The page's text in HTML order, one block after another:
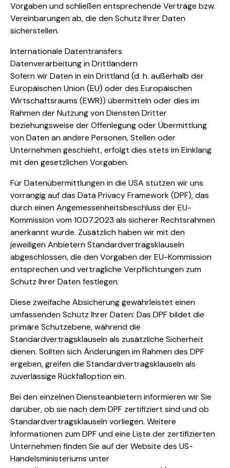
Vorgaben und schließen entsprechende Verträge bzw.
Vereinbarungen ab, die den Schutz Ihrer Daten
sicherstellen.
Internationale Datentransfers
Datenverarbeitung in Drittländern
Sofern wir Daten in ein Drittland (d. h. außerhalb der
Europäischen Union (EU) oder des Europäischen
Wirtschaftsraums (EWR)) übermitteln oder dies im
Rahmen der Nutzung von Diensten Dritter
beziehungsweise der Offenlegung oder Übermittlung
von Daten an andere Personen, Stellen oder
Unternehmen geschieht, erfolgt dies stets im Einklang
mit den gesetzlichen Vorgaben.
Für Datenübermittlungen in die USA stützen wir uns
vorrangig auf das Data Privacy Framework (DPF), das
durch einen Angemessenheitsbeschluss der EU-
Kommission vom 10.07.2023 als sicherer Rechtsrahmen
anerkannt wurde. Zusätzlich haben wir mit den
jeweiligen Anbietern Standardvertragsklauseln
abgeschlossen, die den Vorgaben der EU-Kommission
entsprechen und vertragliche Verpflichtungen zum
Schutz Ihrer Daten festlegen.
Diese zweifache Absicherung gewährleistet einen
umfassenden Schutz Ihrer Daten: Das DPF bildet die
primäre Schutzebene, während die
Standardvertragsklauseln als zusätzliche Sicherheit
dienen. Sollten sich Änderungen im Rahmen des DPF
ergeben, greifen die Standardvertragsklauseln als
zuverlässige Rückfalloption ein.
Bei den einzelnen Diensteanbietern informieren wir Sie
darüber, ob sie nach dem DPF zertifiziert sind und ob
Standardvertragsklauseln vorliegen. Weitere
Informationen zum DPF und eine Liste der zertifizierten
Unternehmen finden Sie auf der Website des US-
Handelsministeriums unter